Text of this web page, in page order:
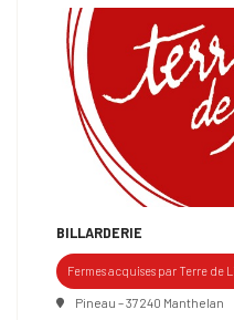
BILLARDERIE
Fermes acquises par Terre de
Pineau – 37240 Manthelan